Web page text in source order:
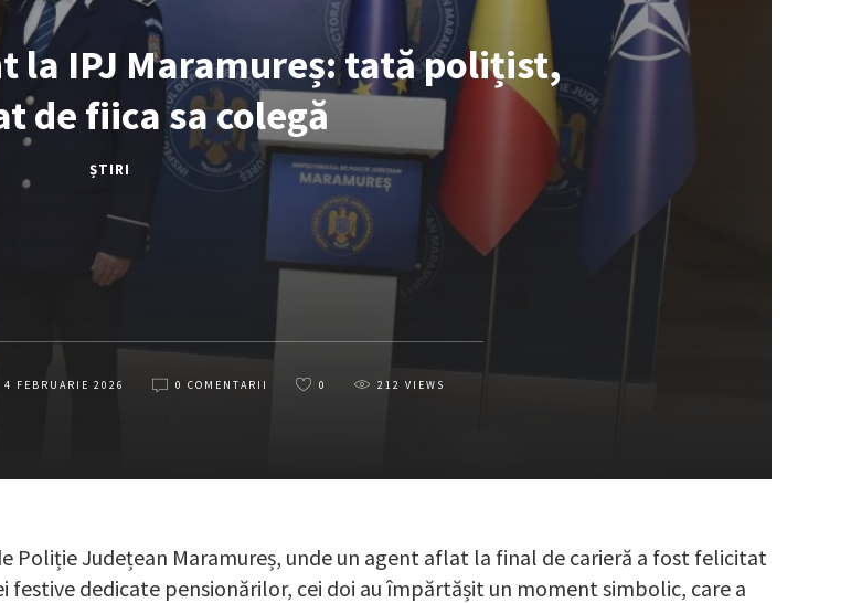
la IPJ Maramureș: tată polițist,
de fiica sa colegă
ȘTIRI
4 FEBRUARIE 2026 0 COMENTARII 0 212 VIEWS
Județean Maramureș, unde un agent aflat la final de carieră a fost felicitat
festive dedicate pensionărilor, cei doi au împărtășit un moment simbolic, care a